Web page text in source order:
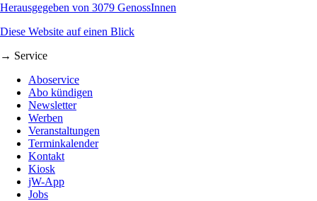
Herausgegeben von 3079 GenossInnen
Diese Website auf einen Blick
→ Service
Aboservice
Abo kündigen
Newsletter
Werben
Veranstaltungen
Terminkalender
Kontakt
Kiosk
jW-App
Jobs